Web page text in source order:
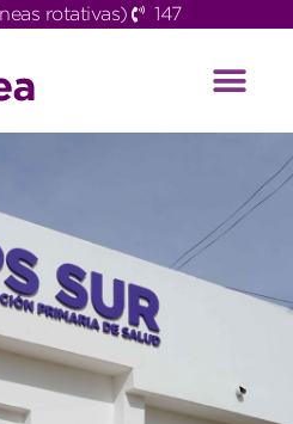
rotativas) 147